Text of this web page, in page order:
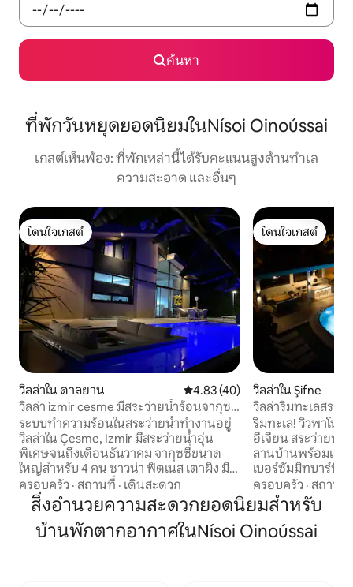
ค้นหา
ที่พักวันหยุดยอดนิยมในNísoi Oinoússai
เกสต์เห็นพ้อง: ที่พักเหล่านี้ได้รับคะแนนสูงด้านทำเล
ความสะอาด และอื่นๆ
โดนใจเกสต์
โดนใจเกสต์
วิลล่าใน ดาลยาน คะแนนเฉลี่ย 4.83 จาก 5, 40 รีวิว
4.83 (40)
วิลล่า izmir cesme มีสระว่ายน้ำร้อนจากุซซี่
ห้องออกกำลังกาย
ระบบทำความร้อนในสระว่ายน้ำทำงานอยู่
วิลล่าใน Çesme, Izmir มีสระว่ายน้ำอุ่น
พิเศษจนถึงเดือนธันวาคม จากุซซี่ขนาด
ใหญ่สำหรับ 4 คน ซาวน่า ฟิตเนส เตาผิง มี
เฟอร์นิเจอร์ สวนขนาด 900 ตร.ม. 5 ห้อง
นอน 7 ห้องน้ำ สำหรับครอบครัว กลุ่มผู้
หญิง หรือกลุ่มผู้ชายเท่านั้น Cesmede Villa
มีสระว่ายน้ำอุ่นของตัวเอง สวนขนาด 900
ตร.ม. ที่ทอดยาวไปถึงอาราลิช อ่างจากุซซี่
ครอบครัว · สถานที่ · เดินสะดวก
โดนใจเกสต์
โดนใจเกสต์
วิลล่าใน Şifne
วิลล่าริมทะเลสระ
สู่ทะเล
ริมทะเล! วิวพาโนร
อีเจียน สระว่ายน้
ลานบ้านพร้อมเตา
เบอร์ซัมมิทบาร์บี
ประทานอาหาร/ท
เคาน์เตอร์มากมา
กิโลวัตต์ (ไม่มีไฟดั
ไฟเบอร์อินเทอร์เ
เต็มรูปแบบห้องค
ครอบครัว · สถานที่
สิ่งอำนวยความสะดวกยอดนิยมสำหรับ
บ้านพักตากอากาศในNísoi Oinoússai